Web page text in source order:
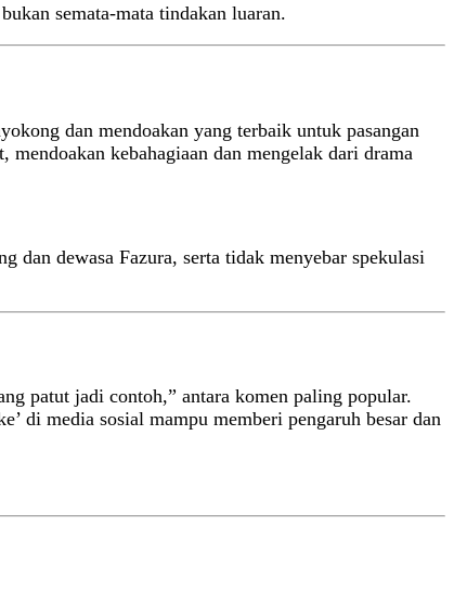
semata-mata tindakan luaran.
dan mendoakan yang terbaik untuk pasangan
kebahagiaan dan mengelak dari drama
dan dewasa Fazura, serta tidak menyebar spekulasi
patut jadi contoh,” antara komen paling popular.
di media sosial mampu memberi pengaruh besar dan